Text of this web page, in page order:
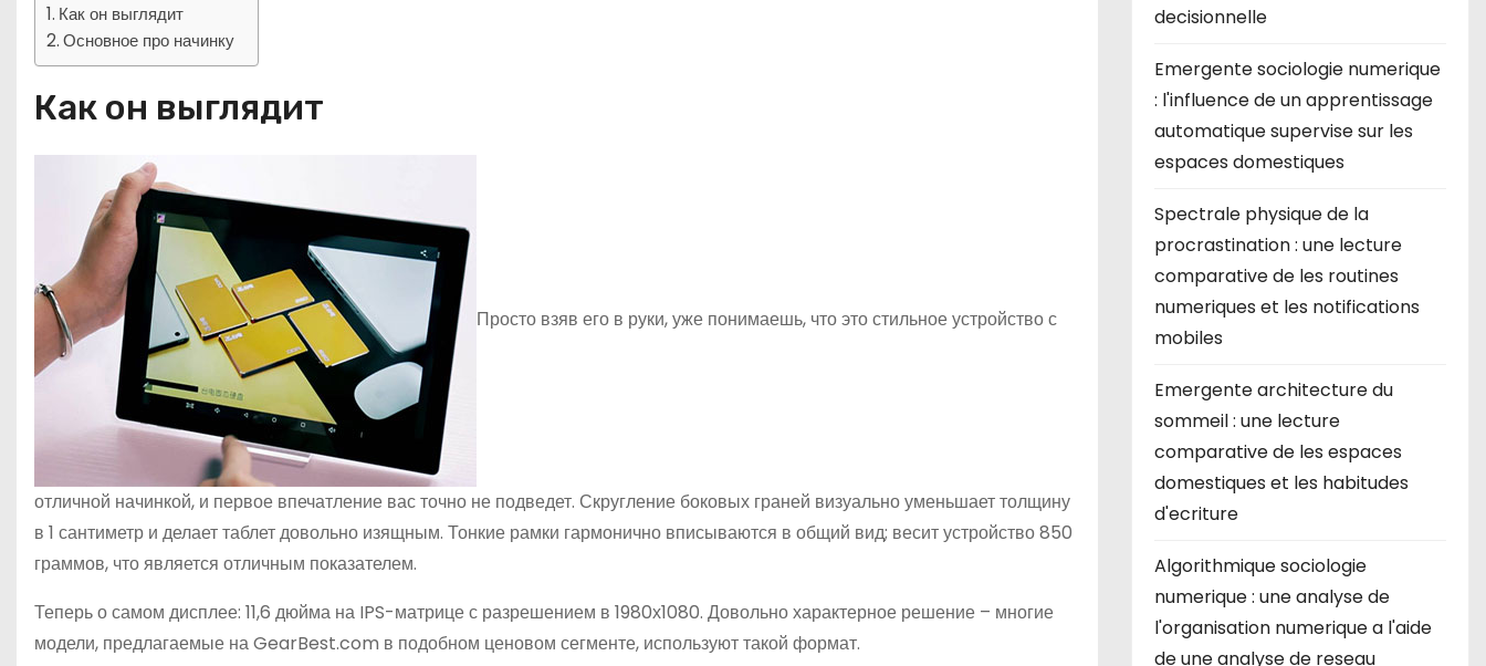
Как он выглядит
Основное про начинку
Как он выглядит
Просто взяв его в руки, уже понимаешь, что это стильное устройство с
отличной начинкой, и первое впечатление вас точно не подведет. Скругление боковых граней визуально уменьшает толщину
в 1 сантиметр и делает таблет довольно изящным. Тонкие рамки гармонично вписываются в общий вид; весит устройство 850
граммов, что является отличным показателем.
Теперь о самом дисплее: 11,6 дюйма на IPS-матрице с разрешением в 1980х1080. Довольно характерное решение – многие
модели, предлагаемые на GearBest.com в подобном ценовом сегменте, используют такой формат.
decisionnelle
Emergente sociologie numerique
: l'influence de un apprentissage
automatique supervise sur les
espaces domestiques
Spectrale physique de la
procrastination : une lecture
comparative de les routines
numeriques et les notifications
mobiles
Emergente architecture du
sommeil : une lecture
comparative de les espaces
domestiques et les habitudes
d'ecriture
Algorithmique sociologie
numerique : une analyse de
l'organisation numerique a l'aide
de une analyse de reseau